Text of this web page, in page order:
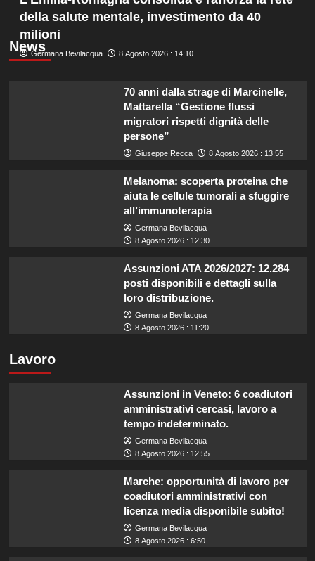
News
della salute mentale, investimento da 40
milioni
Germana Bevilacqua 8 Agosto 2026 : 14:10
70 anni dalla strage di Marcinelle,
Mattarella “Gestione flussi
migratori rispetti dignità delle
persone”
Giuseppe Recca 8 Agosto 2026 : 13:55
Melanoma: scoperta proteina che
aiuta le cellule tumorali a sfuggire
all’immunoterapia
Germana Bevilacqua
8 Agosto 2026 : 12:30
Assunzioni ATA 2026/2027: 12.284
posti disponibili e dettagli sulla
loro distribuzione.
Germana Bevilacqua
8 Agosto 2026 : 11:20
Lavoro
Assunzioni in Veneto: 6 coadiutori
amministrativi cercasi, lavoro a
tempo indeterminato.
Germana Bevilacqua
8 Agosto 2026 : 12:55
Marche: opportunità di lavoro per
coadiutori amministrativi con
licenza media disponibile subito!
Germana Bevilacqua
8 Agosto 2026 : 6:50